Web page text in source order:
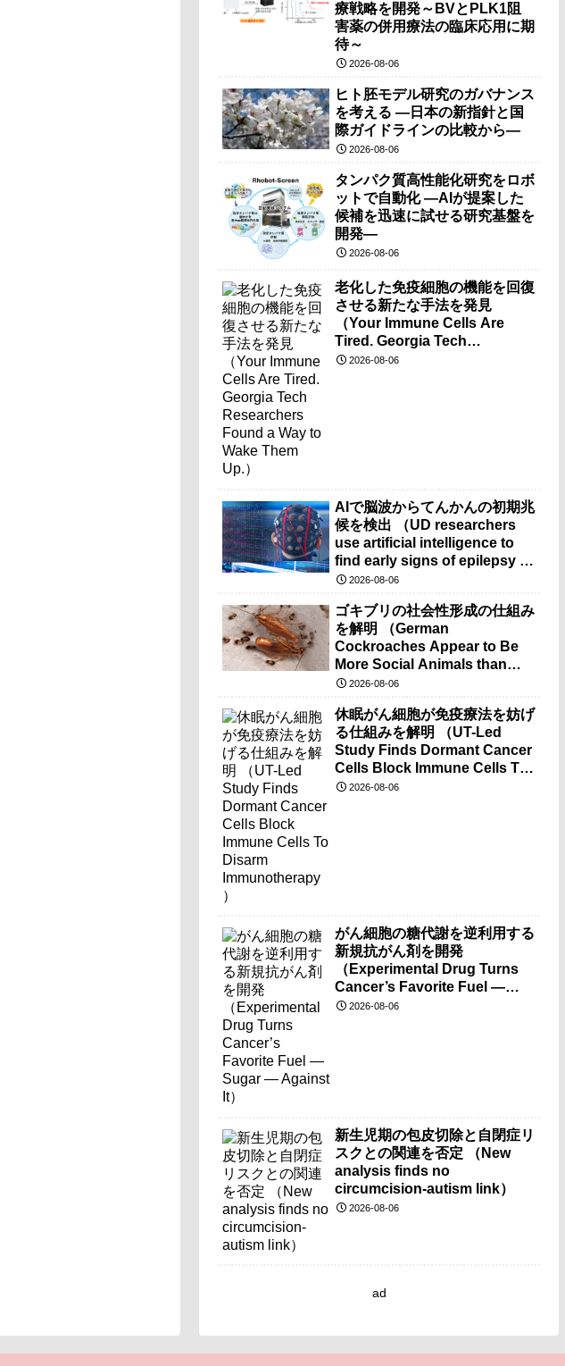
療戦略を開発～BVとPLK1阻
害薬の併用療法の臨床応用に期
待～
2026-08-06
ヒト胚モデル研究のガバナンス
を考える ―日本の新指針と国
際ガイドラインの比較から―
2026-08-06
タンパク質高性能化研究をロボ
ットで自動化 ―AIが提案した
候補を迅速に試せる研究基盤を
開発―
2026-08-06
老化した免疫細胞の機能を回復
させる新たな手法を発見
（Your Immune Cells Are
Tired. Georgia Tech
Researchers Found a Way to
2026-08-06
AIで脳波からてんかんの初期兆
候を検出 （UD researchers
use artificial intelligence to
find early signs of epilepsy in
brain-wave recordings）
2026-08-06
ゴキブリの社会性形成の仕組み
を解明 （German
Cockroaches Appear to Be
More Social Animals than
Previously Thought）
2026-08-06
休眠がん細胞が免疫療法を妨げ
る仕組みを解明 （UT-Led
Study Finds Dormant Cancer
Cells Block Immune Cells To
Disarm Immunotherapy）
2026-08-06
がん細胞の糖代謝を逆利用する
新規抗がん剤を開発
（Experimental Drug Turns
Cancer’s Favorite Fuel —
Sugar — Against It）
2026-08-06
新生児期の包皮切除と自閉症リ
スクとの関連を否定 （New
analysis finds no
circumcision-autism link）
2026-08-06
ad